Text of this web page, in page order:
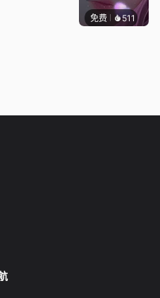
免费 511辰东